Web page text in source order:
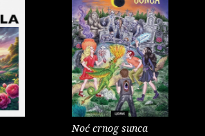
Noć crnog sunca